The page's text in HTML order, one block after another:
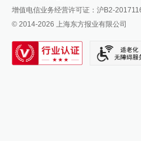
派生万物开放平台
IP SHANGHAI
SIXTH TONE
增值电信业务经营许可证：沪B2-
© 2014-2026 上海东方报业有限公司